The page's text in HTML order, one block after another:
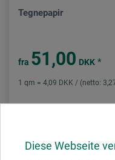
Diese Webseite
Tegnepapir
fra 51,00 DKK *
1 qm = 4,09 DKK / (netto: